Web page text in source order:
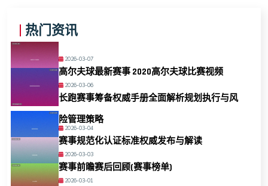
热门资讯
2026-03-07
高尔夫球最新赛事 2020高尔夫球比赛视频
2026-03-06
长跑赛事筹备权威手册全面解析规划执行与风
险管理策略
2026-03-04
赛事规范化认证标准权威发布与解读
2026-03-03
赛事前瞻赛后回顾(赛事榜单)
2026-03-01